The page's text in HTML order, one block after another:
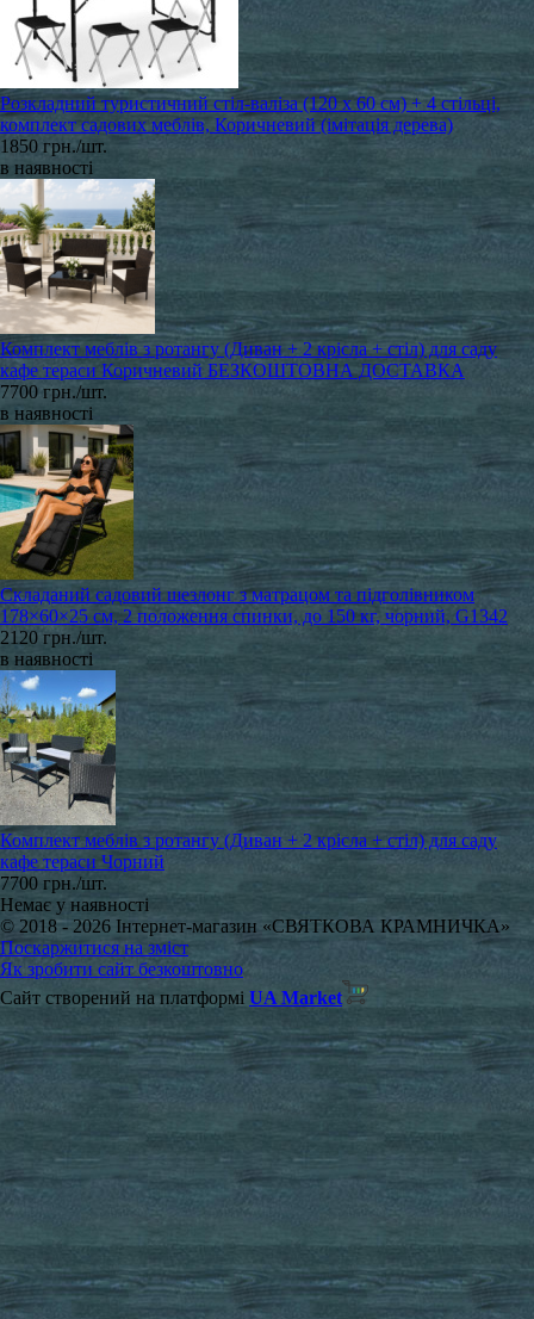
Розкладний туристичний стіл-валіза (120 х 60 см) + 4 стільці,
комплект садових меблів, Коричневий (імітація дерева)
1850 грн./шт.
в наявності
Комплект меблів з ротангу (Диван + 2 крісла + стіл) для саду
кафе тераси Коричневий БЕЗКОШТОВНА ДОСТАВКА
7700 грн./шт.
в наявності
Складаний садовий шезлонг з матрацом та підголівником
178×60×25 см, 2 положення спинки, до 150 кг, чорний, G1342
2120 грн./шт.
в наявності
Комплект меблів з ротангу (Диван + 2 крісла + стіл) для саду
кафе тераси Чорний
7700 грн./шт.
Немає у наявності
© 2018 - 2026 Інтернет-магазин «СВЯТКОВА КРАМНИЧКА»
Поскаржитися на зміст
Як зробити сайт безкоштовно
Сайт створений на платформі UA Market